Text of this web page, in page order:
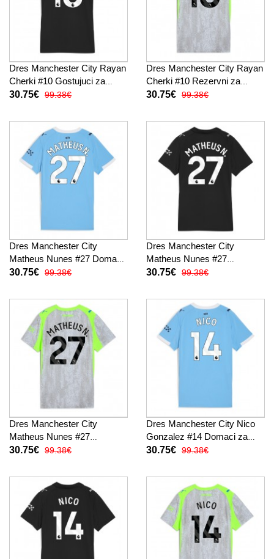
Dres Manchester City Rayan
Cherki #10 Gostujuci za
Žensko 2025-26 Kratak
30.75€ 99.38€
Dres Manchester City Rayan
Cherki #10 Rezervni za
Žensko 2025-26 Kratak
30.75€ 99.38€
Dres Manchester City
Matheus Nunes #27 Domaci
za Žensko 2025-26 Kratak
30.75€ 99.38€
Dres Manchester City
Matheus Nunes #27
Gostujuci za Žensko 2025-26
30.75€ 99.38€
Dres Manchester City
Matheus Nunes #27
Rezervni za Žensko 2025-26
30.75€ 99.38€
Dres Manchester City Nico
Gonzalez #14 Domaci za
Žensko 2025-26 Kratak
30.75€ 99.38€